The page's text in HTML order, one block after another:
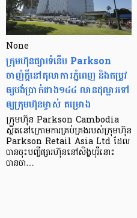
None
ក្រុមហ៊ុនផ្សារទំនើប Parkson
ចាញ់ក្ដីនៅតុលាការភ្នំពេញ និងតម្រូវ
ឲ្យបង់ប្រាក់ជាង១៤៤ លានដុល្លារទៅ
ឲ្យក្រុមហ៊ុនម្ចាស់ គម្រោង
ក្រុមហ៊ុន Parkson Cambodia
ស្ថិតនៅក្រោមការគ្រប់គ្រងរបស់ក្រុមហ៊ុន
Parkson Retail Asia Ltd ដែល
បានចុះបញ្ចីផ្សារហ៊ុននៅសិង្ហបុរីនោះ
បានចា…